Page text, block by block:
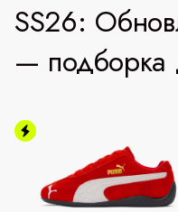
SS26:
— подборка